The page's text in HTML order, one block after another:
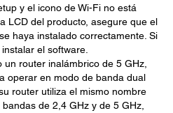
y el icono de Wi-Fi no está
LCD del producto, asegure que el
haya instalado correctamente. Si
el software.
un router inalámbrico de 5 GHz,
operar en modo de banda dual
router utiliza el mismo nombre
de 2,4 GHz y de 5 GHz,